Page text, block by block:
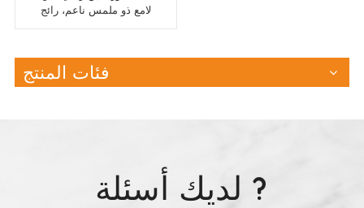
لامع ذو ملمس ناعم، رائج
فئات المنتج
لديك أسئلة ?